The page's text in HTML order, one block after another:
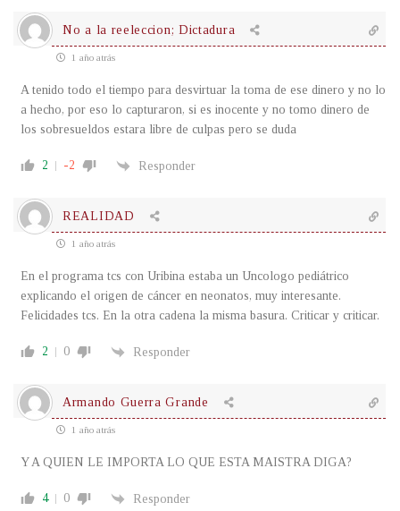
No a la reeleccion; Dictadura
1 año atrás
A tenido todo el tiempo para desvirtuar la toma de ese dinero y no lo
a hecho, por eso lo capturaron, si es inocente y no tomo dinero de
los sobresueldos estara libre de culpas pero se duda
2 -2 Responder
REALIDAD
1 año atrás
En el programa tcs con Uribina estaba un Uncologo pediátrico
explicando el origen de cáncer en neonatos, muy interesante.
Felicidades tcs. En la otra cadena la misma basura. Criticar y criticar.
2 0 Responder
Armando Guerra Grande
1 año atrás
Y A QUIEN LE IMPORTA LO QUE ESTA MAISTRA DIGA?
4 0 Responder